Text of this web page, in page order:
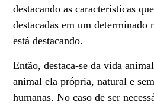
destacando as características
destacadas em um determinado
está destacando.
Então, destaca-se da vida
animal ela própria, natural e
humanas. No caso de ser